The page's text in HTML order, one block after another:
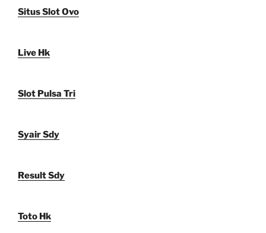
Situs Slot Ovo
Live Hk
Slot Pulsa Tri
Syair Sdy
Result Sdy
Toto Hk